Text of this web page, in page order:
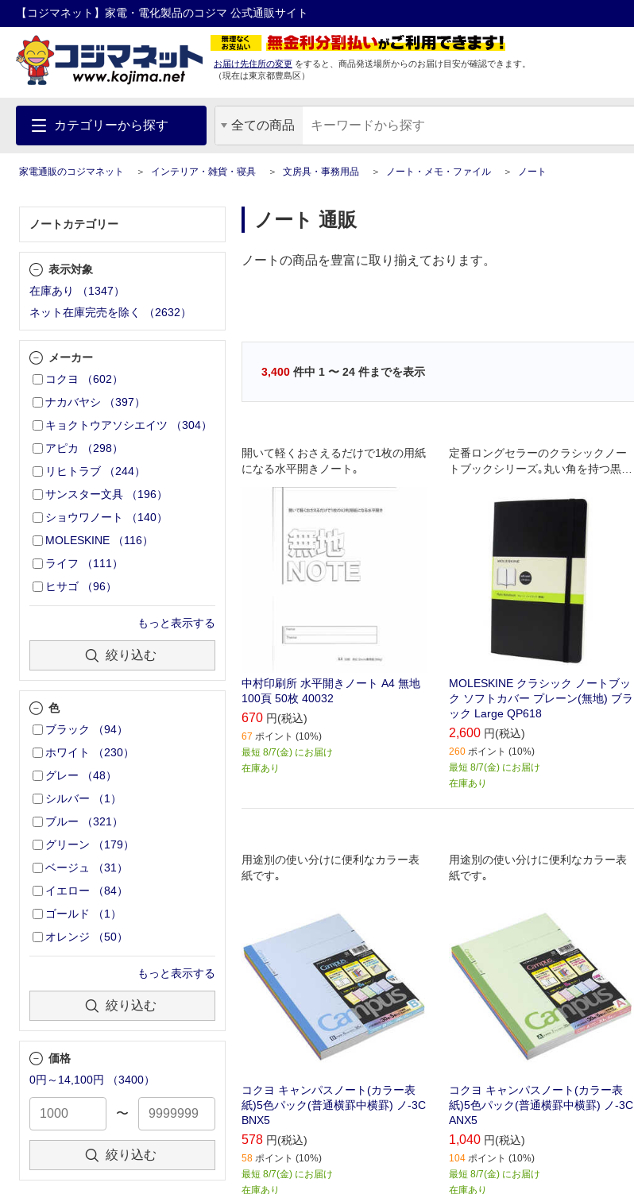
【コジマネット】家電・電化製品のコジマ 公式通販サイト
お届け先住所の変更 をすると、商品発送場所からのお届け目安が確認できます。
（現在は東京都豊島区）
カテゴリーから探す 全ての商品
家電通販のコジマネット インテリア・雑貨・寝具 文房具・事務用品 ノート・メモ・ファイル ノート
ノートカテゴリー
表示対象
在庫あり
（1347）
ネット在庫完売を除く
（2632）
メーカー
コクヨ
（602）
ナカバヤシ
（397）
キョクトウアソシエイツ
（304）
アピカ
（298）
リヒトラブ
（244）
サンスター文具
（196）
ショウワノート
（140）
MOLESKINE
（116）
ライフ
（111 ）
ヒサゴ
（96）
もっと表示する
絞り込む
色
ブラック
（94）
ホワイト
（230）
グレー
（48）
シルバー
（1 ）
ブルー
（321 ）
グリーン
（179）
ベージュ
（31 ）
イエロー
（84）
ゴールド
（1 ）
オレンジ
（50）
もっと表示する
絞り込む
価格
0円～14,100円
（3400）
〜
絞り込む
ノート 通販
ノートの商品を豊富に取り揃えております。
3,400 件中 1 〜 24 件までを表示
開いて軽くおさえるだけで1枚の用紙
になる水平開きノート｡
中村印刷所 水平開きノート A4 無地
100頁 50枚 40032
670 円(税込)
67 ポイント (10%)
最短 8/7(金) にお届け
在庫あり
定番ロングセラーのクラシックノー
トブックシリーズ｡丸い角を持つ黒の
ムバンド､中性紙､しおり､裏表紙の拡
張ポケット｡シンプルなデザインの中
に多くの機能を持ち合わせる｡
MOLESKINE クラシック ノートブッ
ク ソフトカバー プレーン(無地) ブラ
ック Large QP618
2,600 円(税込)
260 ポイント (10%)
最短 8/7(金) にお届け
在庫あり
用途別の使い分けに便利なカラー表
紙です｡
コクヨ キャンパスノート(カラー表
紙)5色パック(普通横罫中横罫) ノ-3C
BNX5
578 円(税込)
58 ポイント (10%)
最短 8/7(金) にお届け
在庫あり
用途別の使い分けに便利なカラー表
紙です｡
コクヨ キャンパスノート(カラー表
紙)5色パック(普通横罫中横罫) ノ-3C
ANX5
1,040 円(税込)
104 ポイント (10%)
最短 8/7(金) にお届け
在庫あり